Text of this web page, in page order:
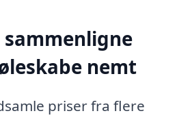
nemt
priser fra flere